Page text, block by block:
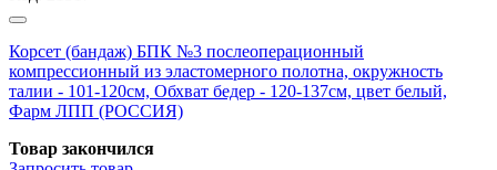
Корсет (бандаж) БПК №3 послеоперационный
компрессионный из эластомерного полотна, окружность
талии - 101-120см, Обхват бедер - 120-137см, цвет белый,
Фарм ЛПП (РОССИЯ)
Товар закончился